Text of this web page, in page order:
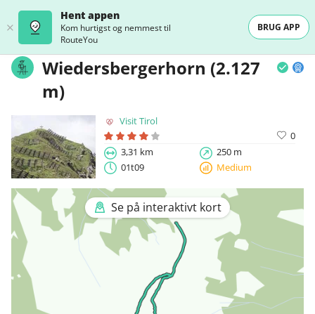
Hent appen
Kom hurtigst og nemmest til
RouteYou
BRUG APP
Wiedersbergerhorn (2.127
m)
Visit Tirol
0
3,31 km
250 m
01t09
Medium
Se på interaktivt kort